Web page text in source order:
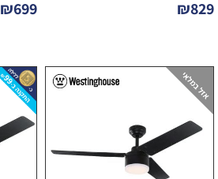
₪829
₪699